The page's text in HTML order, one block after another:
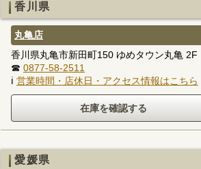
香川県
丸亀店
香川県丸亀市新田町150 ゆめタウン丸亀 2F
☎ 0877-58-2511
ℹ 営業時間・店休日・アクセス情報はこちら
愛媛県